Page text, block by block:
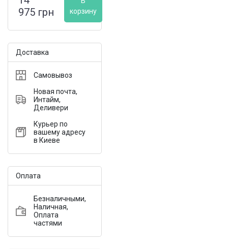
975 грн
корзину
Доставка
Самовывоз
Новая почта,
Интайм,
Деливери
Курьер по
вашему адресу
в Киеве
Оплата
Безналичными,
Наличная,
Оплата
частями